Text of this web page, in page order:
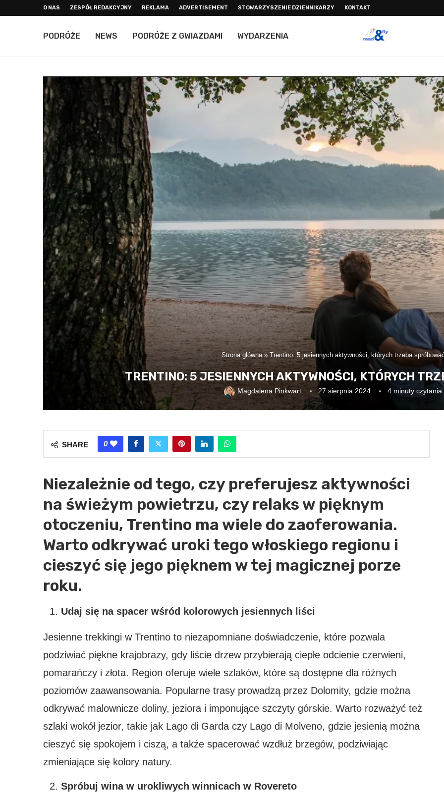
O NAS ZESPÓŁ REDAKCYJNY REKLAMA ADVERTISEMENT STOWARZYSZENIE DZIENNIKARZY KONTAKT
PODRÓŻE NEWS PODRÓŻE Z GWIAZDAMI WYDARZENIA
Strona główna»Trentino: 5 jesiennych aktywności, których trzeba spróbować
TRENTINO: 5 JESIENNYCH AKTYWNOŚCI, KTÓRYCH
Magdalena Pinkwart 27 sierpnia 2024 4 minuty czytania
SHARE 0
Niezależnie od tego, czy preferujesz aktywności
na świeżym powietrzu, czy relaks w pięknym
otoczeniu, Trentino ma wiele do zaoferowania.
Warto odkrywać uroki tego włoskiego regionu i
cieszyć się jego pięknem w tej magicznej porze
roku.
Udaj się na spacer wśród kolorowych jesiennych liści
Jesienne trekkingi w Trentino to niezapomniane doświadczenie, które pozwala
podziwiać piękne krajobrazy, gdy liście drzew przybierają ciepłe odcienie czerwieni,
pomarańczy i złota. Region oferuje wiele szlaków, które są dostępne dla różnych
poziomów zaawansowania. Popularne trasy prowadzą przez Dolomity, gdzie można
odkrywać malownicze doliny, jeziora i imponujące szczyty górskie. Warto rozważyć też
szlaki wokół jezior, takie jak Lago di Garda czy Lago di Molveno, gdzie jesienią można
cieszyć się spokojem i ciszą, a także spacerować wzdłuż brzegów, podziwiając
zmieniające się kolory natury.
Spróbuj wina w urokliwych winnicach w Rovereto